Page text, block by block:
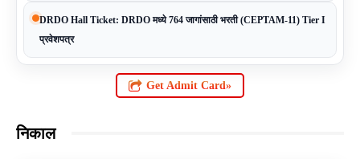
DRDO Hall Ticket: DRDO मध्ये 764 जागांसाठी भरती (CEPTAM-11) Tier I
प्रवेशपत्र
Get Admit Card»
निकाल